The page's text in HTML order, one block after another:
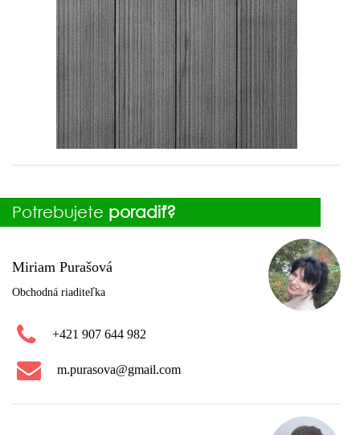
Potrebujete poradiť?
Miriam Purašová
Obchodná riaditeľka
+421 907 644 982
m.purasova@gmail.com